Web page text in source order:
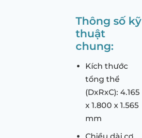
Thông số kỹ
thuật
chung:
Kích thước
tổng thể
(DxRxC): 4.165
x 1.800 x 1.565
mm
Chiều dài cơ